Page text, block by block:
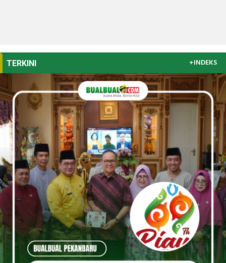
TERKINI +INDEKS